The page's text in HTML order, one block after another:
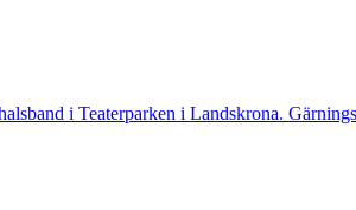
i Teaterparken i Landskrona.